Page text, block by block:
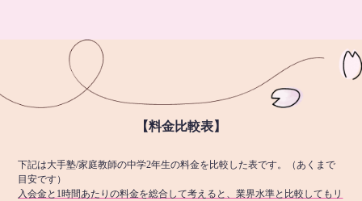
【料金比較表】
下記は大手塾/家庭教師の中学2年生の料金を比較した表です。（あくまで
目安です）
入会金と1時間あたりの料金を総合して考えると、業界水準と比較してもリ